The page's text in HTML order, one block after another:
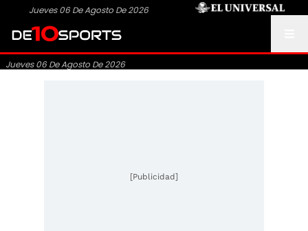
Jueves 06 De Agosto De 2026
Jueves 06 De Agosto De 2026
[Publicidad]